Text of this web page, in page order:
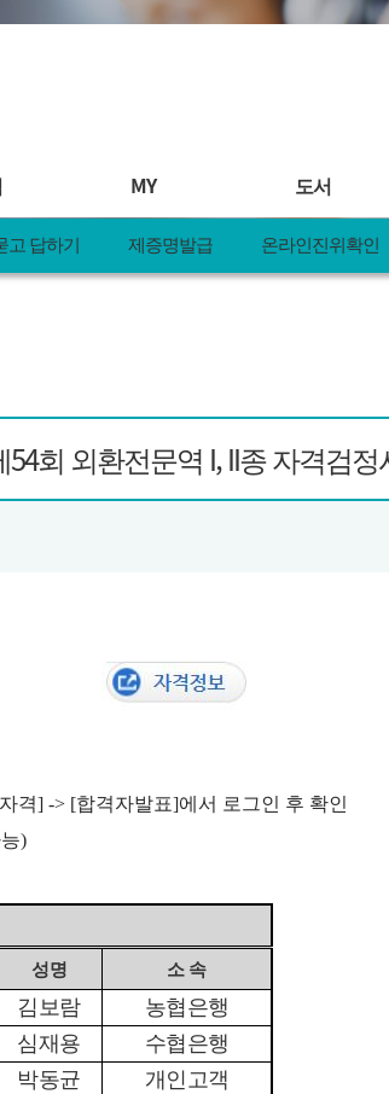
험안내
모전
MY
MY 학습
MY 활동
도서
도서안내
고 답하기 제증명발급 온라인진위확인
회 외환전문역 I, II종 자격검
자격] -> [합격자발표]에서 로그인 후 확인
)
성명 소 속
김보람
농협은행
심재용
수협은행
박동균
개인고객